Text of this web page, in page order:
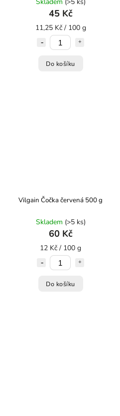
45 Kč
11,25 Kč / 100 g
Do košíku
Vilgain Čočka červená 500 g
Skladem (>5 ks)
60 Kč
12 Kč / 100 g
Do košíku